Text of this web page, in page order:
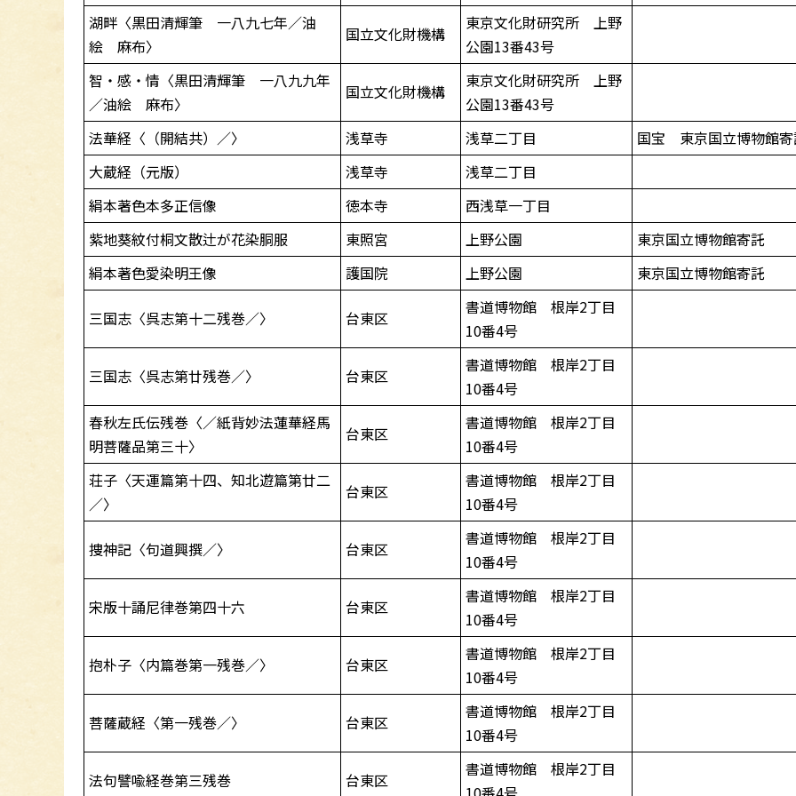
湖畔〈黒田清輝筆 一八九七年／油
絵 麻布〉
国立文化財機構
東京文化財研究所 上野
公園13番43号
智・感・情〈黒田清輝筆 一八九九年
／油絵 麻布〉
国立文化財機構
東京文化財研究所 上野
公園13番43号
法華経〈（開結共）／〉
浅草寺 浅草二丁目
国宝 東京国立博物館
大蔵経（元版）
浅草寺
浅草二丁目
絹本著色本多正信像
徳本寺
西浅草一丁目
紫地葵紋付桐文散辻が花染胴服
東照宮 上野公園
東京国立博物館寄託
絹本著色愛染明王像
護国院 上野公園 東京国立博物館寄託
三国志〈呉志第十二残巻／〉 台東区
書道博物館 根岸2丁目
10番4号
三国志〈呉志第廿残巻／〉 台東区
書道博物館 根岸2丁目
10番4号
春秋左氏伝残巻〈／紙背妙法蓮華経馬
明菩薩品第三十〉
台東区
書道博物館 根岸2丁目
10番4号
荘子〈天運篇第十四、知北遊篇第廿二
／〉
台東区
書道博物館 根岸2丁目
10番4号
捜神記〈句道興撰／〉 台東区
書道博物館 根岸2丁目
10番4号
宋版十誦尼律巻第四十六 台東区
書道博物館 根岸2丁目
10番4号
抱朴子〈内篇巻第一残巻／〉 台東区
書道博物館 根岸2丁目
10番4号
菩薩蔵経〈第一残巻／〉 台東区
書道博物館 根岸2丁目
10番4号
法句譬喩経巻第三残巻 台東区
書道博物館 根岸2丁目